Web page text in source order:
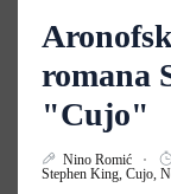
romana
"Cujo"
Nino Romić
Stephen King, Cujo,